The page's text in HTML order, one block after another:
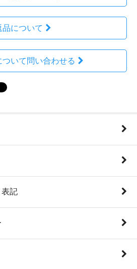
品について
ついて問い合わせる
記